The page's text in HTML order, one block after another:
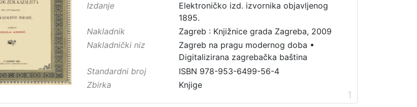
Izdanje
Elektroničko izd. izvornika objavljenog
1895.
Nakladnik
Zagreb : Knjižnice grada Zagreba, 2009
Nakladnički niz
Zagreb na pragu modernog doba •
Digitalizirana zagrebačka baština
Standardni broj
ISBN 978-953-6499-56-4
Zbirka
Knjige
1